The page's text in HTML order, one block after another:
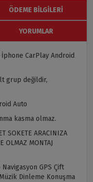
ÖDEME BILGILERI
YORUMLAR
İphone CarPlay Android
grup değildir,
Auto
kasma olmaz.
SOKETE ARACINIZA
OLMAZ MONTAJ
GPS Çift
Dinleme Konuşma